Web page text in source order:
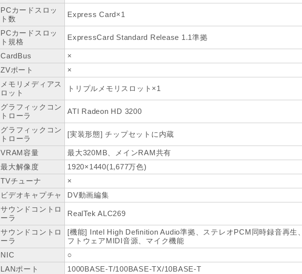
PCカードスロッ
ト数
Express Card×1
PCカードスロッ
ト規格
ExpressCard Standard Release 1.1準拠
CardBus
×
ZVポート
×
メモリメディアス
ロット
トリプルメモリスロット×1
グラフィックコン
トローラ
ATI Radeon HD 3200
グラフィックコン
トローラ
[実装形態] チップセットに内蔵
VRAM容量
最大320MB、メインRAM共有
最大解像度
1920×1440(1,677万色)
TVチューナ
×
ビデオキャプチャ
DV動画編集
サウンドコントロ
ーラ
RealTek ALC269
サウンドコントロ
ーラ
[機能] Intel High Definition Audio準拠、ステレオPCM同時録音再生
フトウェアMIDI音源、マイク機能
NIC
○
LANポート
1000BASE-T/100BASE-TX/10BASE-T